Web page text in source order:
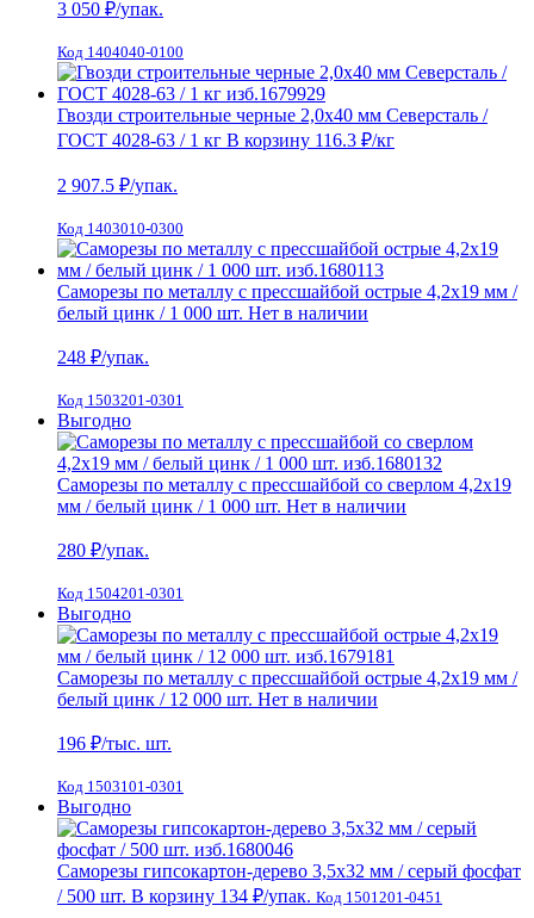
3 050 ₽/упак.
Код 1404040-0100
Гвозди строительные черные 2,0х40 мм Северсталь /
ГОСТ 4028-63 / 1 кг В корзину 116.3 ₽/кг
2 907.5 ₽/упак.
Код 1403010-0300
Саморезы по металлу с прессшайбой острые 4,2х19 мм /
белый цинк / 1 000 шт. Нет в наличии
248 ₽/упак.
Код 1503201-0301
Выгодно
Саморезы по металлу с прессшайбой со сверлом 4,2х19
мм / белый цинк / 1 000 шт. Нет в наличии
280 ₽/упак.
Код 1504201-0301
Выгодно
Саморезы по металлу с прессшайбой острые 4,2х19 мм /
белый цинк / 12 000 шт. Нет в наличии
196 ₽/тыс. шт.
Код 1503101-0301
Выгодно
Саморезы гипсокартон-дерево 3,5х32 мм / серый фосфат
/ 500 шт. В корзину 134 ₽/упак. Код 1501201-0451